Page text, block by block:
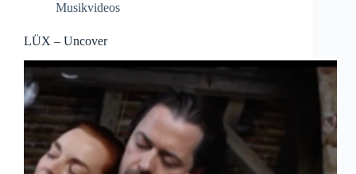
Musikvideos
LÜX – Uncover